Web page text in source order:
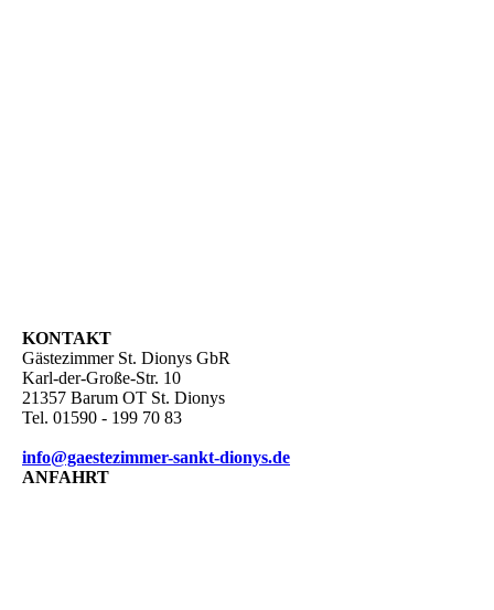
KONTAKT
Gästezimmer St. Dionys GbR
Karl-der-Große-Str. 10
21357 Barum OT St. Dionys
Tel. 01590 - 199 70 83
info@gaestezimmer-sankt-dionys.de
ANFAHRT